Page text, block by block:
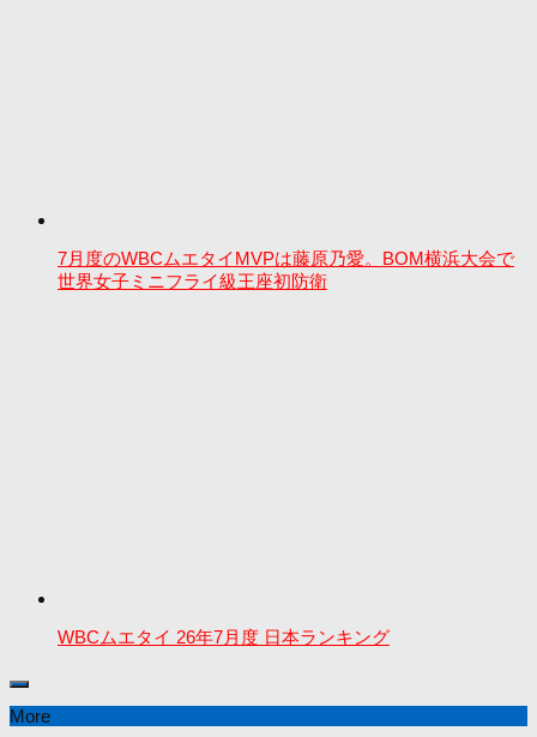
7月度のWBCムエタイMVPは藤原乃愛。BOM横浜大会で
世界女子ミニフライ級王座初防衛
WBCムエタイ 26年7月度 日本ランキング
More